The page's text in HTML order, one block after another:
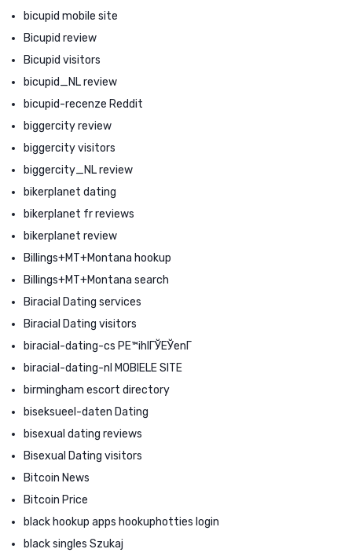
bicupid mobile site
Bicupid review
Bicupid visitors
bicupid_NL review
bicupid-recenze Reddit
biggercity review
biggercity visitors
biggercity_NL review
bikerplanet dating
bikerplanet fr reviews
bikerplanet review
Billings+MT+Montana hookup
Billings+MT+Montana search
Biracial Dating services
Biracial Dating visitors
biracial-dating-cs PЕ™ihlГЎЕЎenГ­
biracial-dating-nl MOBIELE SITE
birmingham escort directory
biseksueel-daten Dating
bisexual dating reviews
Bisexual Dating visitors
Bitcoin News
Bitcoin Price
black hookup apps hookuphotties login
black singles Szukaj